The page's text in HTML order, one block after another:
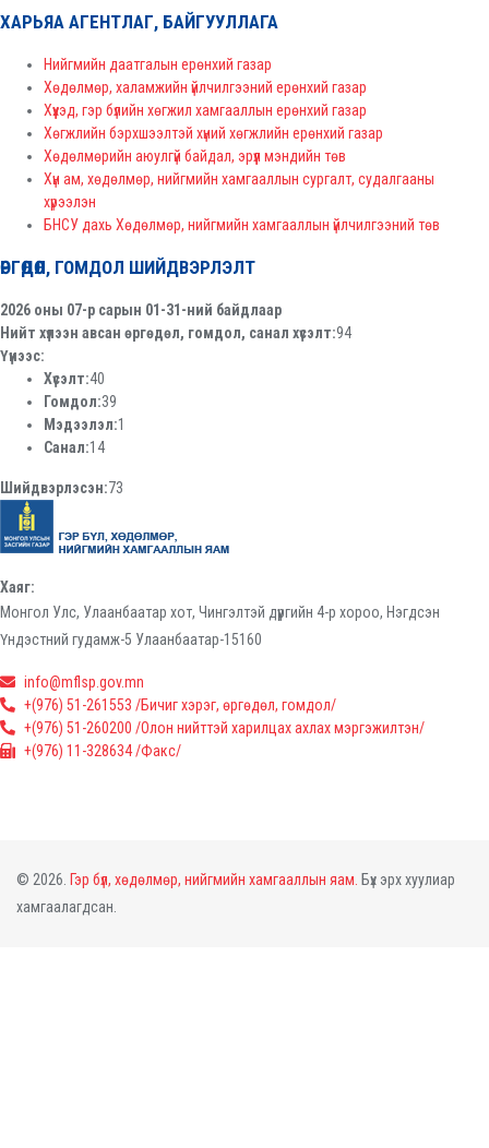
ХАРЬЯА АГЕНТЛАГ, БАЙГУУЛЛАГА
Нийгмийн даатгалын ерөнхий газар
Хөдөлмөр, халамжийн үйлчилгээний ерөнхий газар
Хүүхэд, гэр бүлийн хөгжил хамгааллын ерөнхий газар
Хөгжлийн бэрхшээлтэй хүний хөгжлийн ерөнхий газар
Хөдөлмөрийн аюулгүй байдал, эрүүл мэндийн төв
Хүн ам, хөдөлмөр, нийгмийн хамгааллын сургалт, судалгааны
хүрээлэн
БНСУ дахь Хөдөлмөр, нийгмийн хамгааллын үйлчилгээний төв
ӨРГӨДӨЛ, ГОМДОЛ ШИЙДВЭРЛЭЛТ
2026 оны 07-р сарын 01-31-ний байдлаар
Нийт хүлээн авсан өргөдөл, гомдол, санал хүсэлт:94
Үүнээс:
Хүсэлт:40
Гомдол:39
Мэдээлэл:1
Санал:14
Шийдвэрлэсэн:73
Хаяг:
Монгол Улс, Улаанбаатар хот, Чингэлтэй дүүргийн 4-р хороо, Нэгдсэн
Үндэстний гудамж-5 Улаанбаатар-15160
info@mflsp.gov.mn
+(976) 51-261553 /Бичиг хэрэг, өргөдөл, гомдол/
+(976) 51-260200 /Олон нийттэй харилцах ахлах мэргэжилтэн/
+(976) 11-328634 /Факс/
© 2026. Гэр бүл, хөдөлмөр, нийгмийн хамгааллын яам. Бүх эрх хуулиар
хамгаалагдсан.